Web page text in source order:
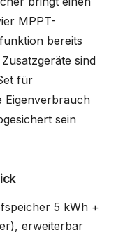
MPPT-
bereits
sind
für
Eigenverbrauch
sein
5 kWh +
erweiterbar